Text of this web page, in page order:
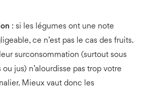
: si les légumes ont une note
ce n’est pas le cas des fruits.
surconsommation (surtout sous
jus) n’alourdisse pas trop votre
Mieux vaut donc les